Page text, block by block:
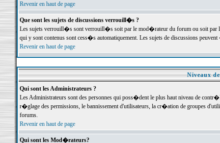
Revenir en haut de page
Que sont les sujets de discussions verrouill�s ?
Les sujets verrouill�s sont verrouill�s soit par le mod�rateur du forum ou soit par
qui y sont contenus sont cess�s automatiquement. Les sujets de discussions
Revenir en haut de page
Niveaux
Qui sont les Administrateurs ?
Les Administrateurs sont des personnes qui poss�dent le plus haut niveau de
r�glage des permissions, le bannissement d'utilisateurs, la cr�ation de groupes
forums.
Revenir en haut de page
Qui sont les Mod�rateurs?